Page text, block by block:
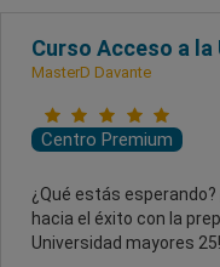
Curso Acceso a
MasterD Davante
Centro Premium
¿Qué estás
hacia el éxito con la
Universidad mayores 25!